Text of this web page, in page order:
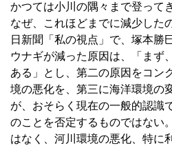
かつては小川の隅々まで登って
なぜ、これほどまでに減少した
日新聞「私の視点」で、塚本勝
ウナギが減った原因は、「まず
ある」とし、第二の原因をコン
境の悪化を、第三に海洋環境の
が、おそらく現在の一般的認識
のことを否定するものではない
はなく、河川環境の悪化、特に